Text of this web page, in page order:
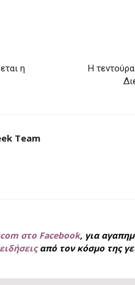
η
H
Team
στο Facebook, για
ειδήσειςαπό τον κόσμο της